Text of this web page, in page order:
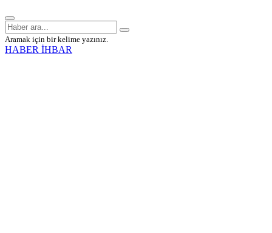
Aramak için bir kelime yazınız.
HABER İHBAR